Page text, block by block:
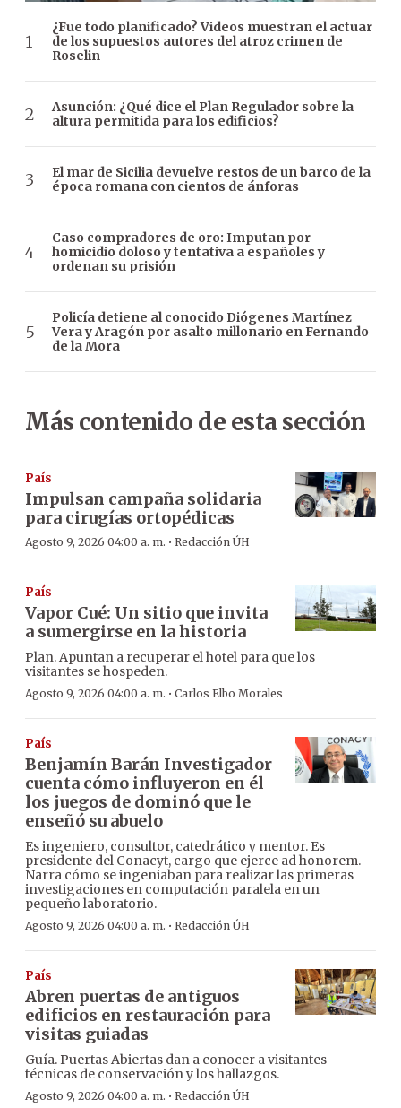
¿Fue todo planificado? Videos muestran el actuar
de los supuestos autores del atroz crimen de
Roselin
Asunción: ¿Qué dice el Plan Regulador sobre la
altura permitida para los edificios?
El mar de Sicilia devuelve restos de un barco de la
época romana con cientos de ánforas
Caso compradores de oro: Imputan por
homicidio doloso y tentativa a españoles y
ordenan su prisión
Policía detiene al conocido Diógenes Martínez
Vera y Aragón por asalto millonario en Fernando
de la Mora
Más contenido de esta sección
País
Impulsan campaña solidaria
para cirugías ortopédicas
Agosto 9, 2026 04:00 a. m. · Redacción ÚH
País
Vapor Cué: Un sitio que invita
a sumergirse en la historia
Plan. Apuntan a recuperar el hotel para que los
visitantes se hospeden.
Agosto 9, 2026 04:00 a. m. · Carlos Elbo Morales
País
Benjamín Barán Investigador
cuenta cómo influyeron en él
los juegos de dominó que le
enseñó su abuelo
Es ingeniero, consultor, catedrático y mentor. Es
presidente del Conacyt, cargo que ejerce ad honorem.
Narra cómo se ingeniaban para realizar las primeras
investigaciones en computación paralela en un
pequeño laboratorio.
Agosto 9, 2026 04:00 a. m. · Redacción ÚH
País
Abren puertas de antiguos
edificios en restauración para
visitas guiadas
Guía. Puertas Abiertas dan a conocer a visitantes
técnicas de conservación y los hallazgos.
Agosto 9, 2026 04:00 a. m. · Redacción ÚH